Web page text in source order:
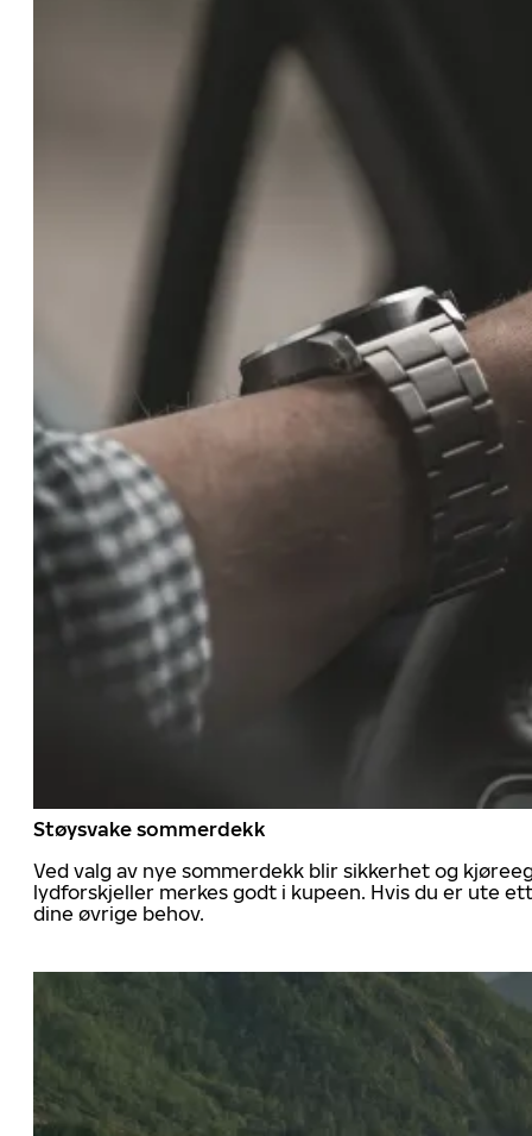
Støysvake sommerdekk
Ved valg av nye sommerdekk blir sikkerhet og
lydforskjeller merkes godt i kupeen. Hvis du er ute
dine øvrige behov.